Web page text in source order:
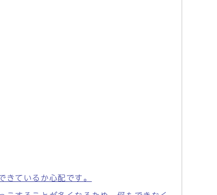
ているか心配です。